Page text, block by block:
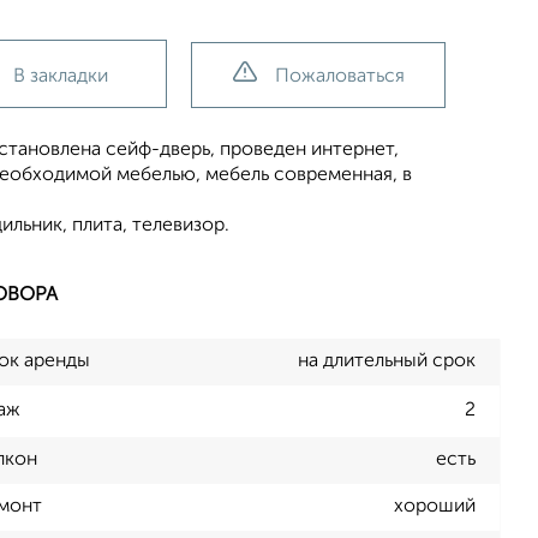
В закладки Пожаловаться
сейф-дверь, проведен интернет,
мебелью, мебель современная, в
плита, телевизор.
аренды на длительный срок
2
есть
хороший